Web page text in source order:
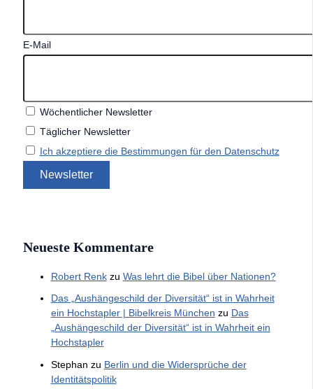
E-Mail
Wöchentlicher Newsletter
Täglicher Newsletter
Ich akzeptiere die Bestimmungen für den Datenschutz
Neueste Kommentare
Robert Renkzu Was lehrt die Bibel über Nationen?
Das „Aushängeschild der Diversität“ ist in Wahrheit
ein Hochstapler | Bibelkreis München zu Das
„Aushängeschild der Diversität“ ist in Wahrheit ein
Hochstapler
Stephan zu Berlin und die Widersprüche der
Identitätspolitik